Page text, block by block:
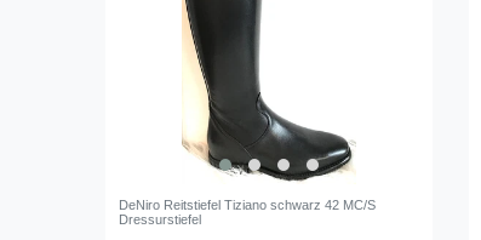
DeNiro Reitstiefel Tiziano schwarz 42 MC/S
Dressurstiefel